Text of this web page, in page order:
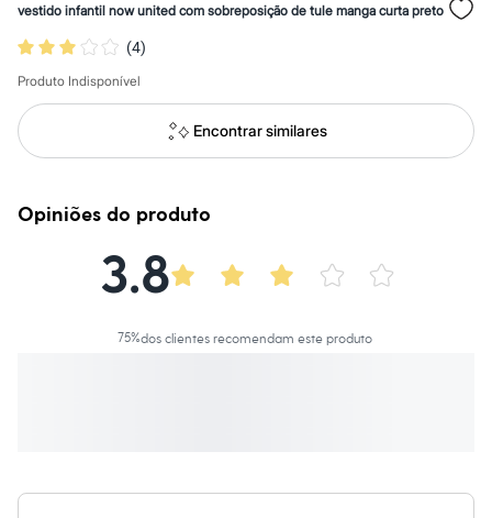
2 peças por R$199
3 lingeries por R$99
3 itens de beleza por R$129
Até 20% off
Até 40% off
Até 60% off
A partir de 60% off
Feminino
Alfaiataria
Blusas e Camisetas
Casacos e Jaquetas
Bonés e Chapéus
vestido infantil now united com sobreposição de tule manga curta preto
(4)
Produto Indisponível
Encontrar similares
Opiniões do produto
3.8
75%dos clientes recomendam este produto